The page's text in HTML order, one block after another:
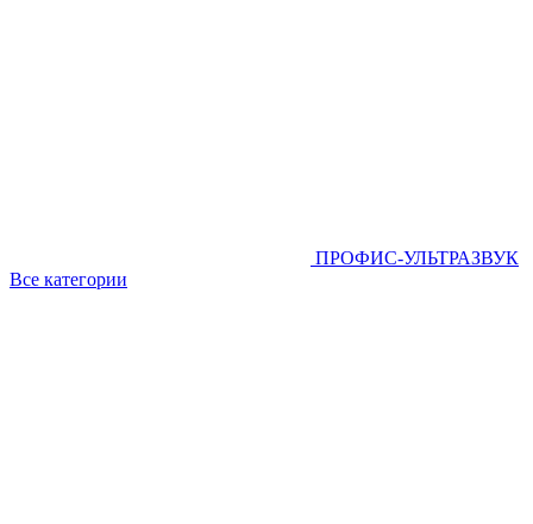
ПРОФИС-УЛЬТРАЗВУК
Все категории